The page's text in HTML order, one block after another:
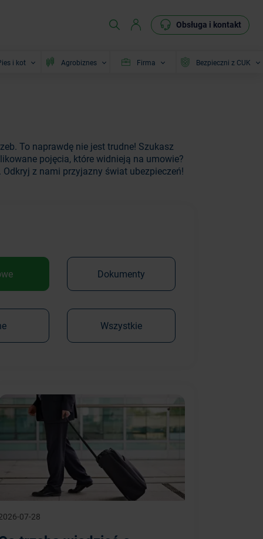
Obsługa i kontakt
i kot Agrobiznes Firma Bezpieczni z CUK
To naprawdę nie jest trudne! Szukasz
pojęcia, które widnieją na umowie?
z nami przyjazny świat ubezpieczeń!
Dokumenty
Wszystkie
07-28